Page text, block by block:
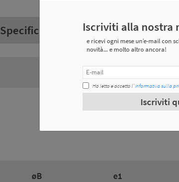
Specifiche tecniche
øB e1
Iscriviti alla nostra
e ricevi ogni mese un’e-mail con
novità... e molto altro ancora!
Ho letto e accetto l’informativa sulla
Iscriviti